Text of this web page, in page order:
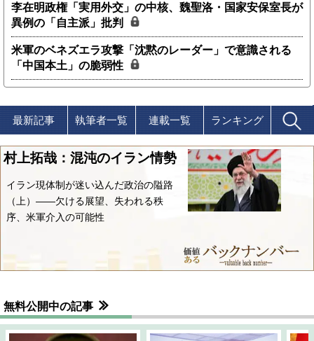
李在明政権「実用外交」の中核、魏聖洛・国家安保室長が
異例の「自主派」批判
米軍のベネズエラ攻撃「沈黙のレーダー」で意識される
「中国本土」の脆弱性
最新記事 執筆者一覧 連載一覧 ランキング
村上拓哉：混沌のイラン情勢
イラン現体制が迷い込んだ政治の隘路
（上）――欠ける展望、失われる秩
序、米軍介入の可能性
無料公開中の記事